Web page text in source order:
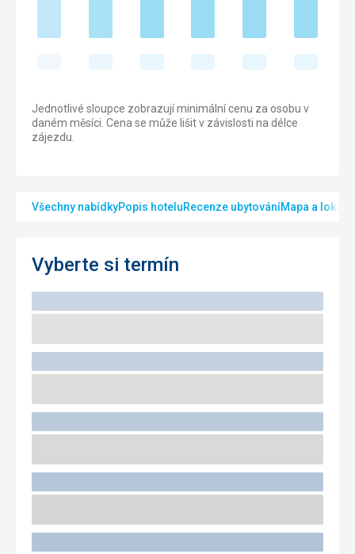
Jednotlivé sloupce zobrazují minimální cenu za osobu v
daném měsíci. Cena se může lišit v závislosti na délce
zájezdu.
Všechny nabídkyPopis hoteluRecenze ubytováníMapa a
Vyberte si termín